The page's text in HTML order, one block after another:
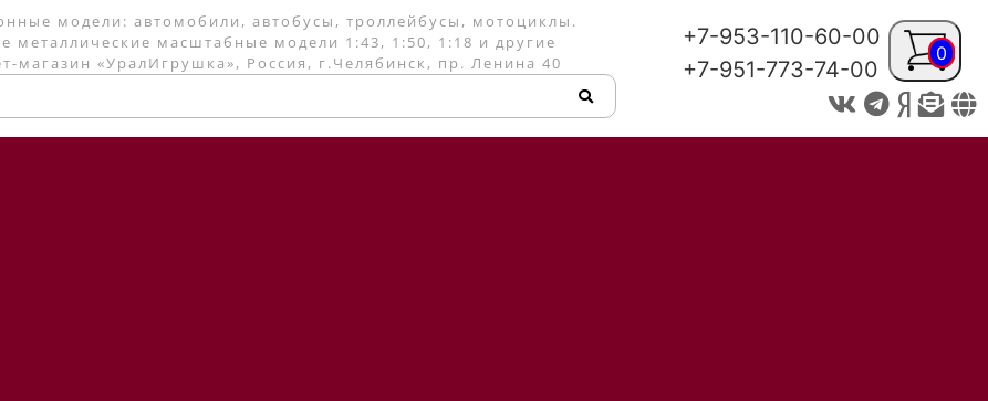
модели: автомобили, автобусы, троллейбусы, мотоциклы.
металлические масштабные модели 1:43, 1:50, 1:18 и другие
магазин «УралИгрушка», Россия, г.Челябинск, пр. Ленина 40
+7-953-110-60-00
+7-951-773-74-00
0